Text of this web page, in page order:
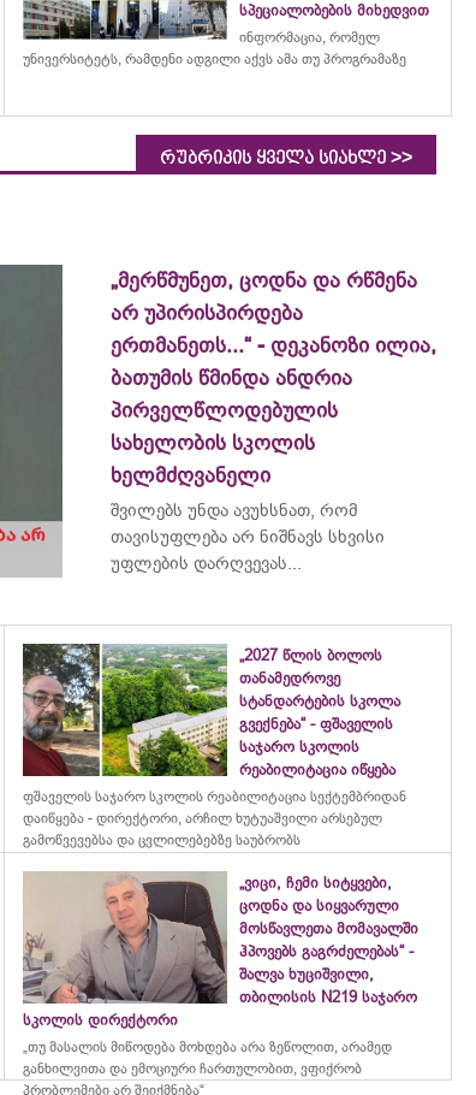
სპეციალობების მიხედვით
ინფორმაცია, რომელ
უნივერსიტეტს, რამდენი ადგილი აქვს ამა თუ პროგრამაზე
რუბრიკის ყველა სიახლე >>
„მერწმუნეთ, ცოდნა და რწმენა
არ უპირისპირდება
ერთმანეთს...“ - დეკანოზი ილია,
ბათუმის წმინდა ანდრია
პირველწლოდებულის
სახელობის სკოლის
ხელმძღვანელი
შვილებს უნდა ავუხსნათ, რომ
თავისუფლება არ ნიშნავს სხვისი
უფლების დარღვევას...
„2027 წლის ბოლოს
თანამედროვე
სტანდარტების სკოლა
გვექნება“ - ფშაველის
საჯარო სკოლის
რეაბილიტაცია იწყება
ფშაველის საჯარო სკოლის რეაბილიტაცია სექტემბრიდან
დაიწყება - დირექტორი, არჩილ ხუტუაშვილი არსებულ
გამოწვევებსა და ცვლილებებზე საუბრობს
„ვიცი, ჩემი სიტყვები,
ცოდნა და სიყვარული
მოსწავლეთა მომავალში
ჰპოვებს გაგრძელებას“ -
შალვა ხუციშვილი,
თბილისის N219 საჯარო
სკოლის დირექტორი
„თუ მასალის მიწოდება მოხდება არა ზეწოლით, არამედ
განხილვითა და ემოციური ჩართულობით, ვფიქრობ
პრობლემები არ შეიქმნება“